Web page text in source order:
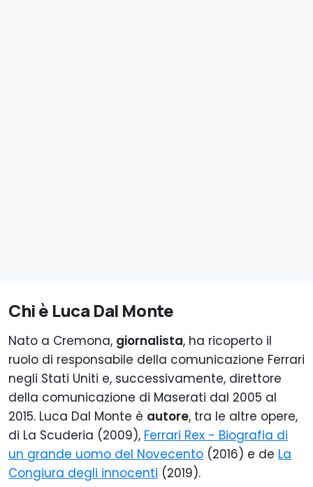
Chi è Luca Dal Monte
Nato a Cremona, giornalista, ha ricoperto il
ruolo di responsabile della comunicazione Ferrari
negli Stati Uniti e, successivamente, direttore
della comunicazione di Maserati dal 2005 al
2015. Luca Dal Monte è autore, tra le altre opere,
di La Scuderia (2009), Ferrari Rex - Biografia di
un grande uomo del Novecento (2016) e de La
Congiura degli innocenti (2019).